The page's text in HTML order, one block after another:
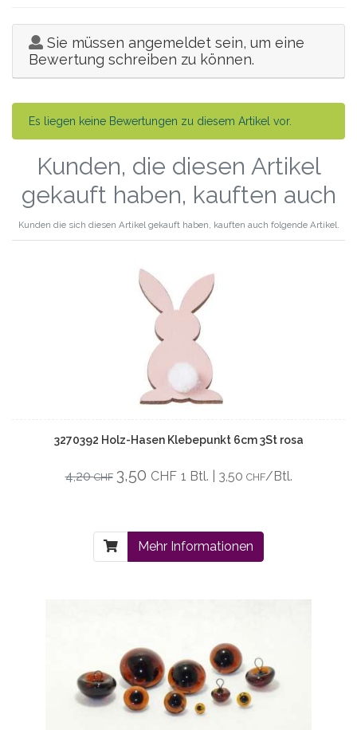
Sie müssen angemeldet sein, um eine
Bewertung schreiben zu können.
Es liegen keine Bewertungen zu diesem Artikel vor.
Kunden, die diesen Artikel
gekauft haben, kauften auch
Kunden die sich diesen Artikel gekauft haben, kauften auch folgende Artikel.
3270392 Holz-Hasen Klebepunkt 6cm 3St rosa
4,20CHF 3,50 CHF 1 Btl. | 3,50 CHF/Btl.
Mehr Informationen